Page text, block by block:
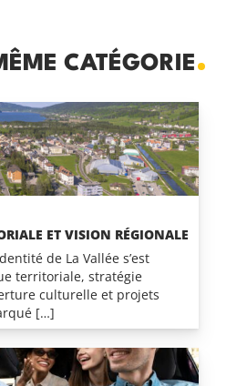
CATÉGORIE
ET VISION RÉGIONALE
de La Vallée s’est
territoriale, stratégie
culturelle et projets
[…]